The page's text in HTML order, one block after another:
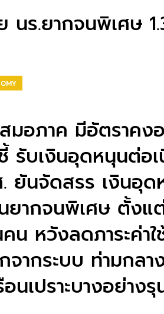
นร.ยากจนพิเศษ
มอภาค มีอัตราคง
รับเงินอุดหนุนต่อ
ยันจัดสรร เงินอุ
ยากจนพิเศษ ตั้ง
น หวังลดภาระค่า
ากระบบ ท่ามกล
นเปราะบางอย่าง